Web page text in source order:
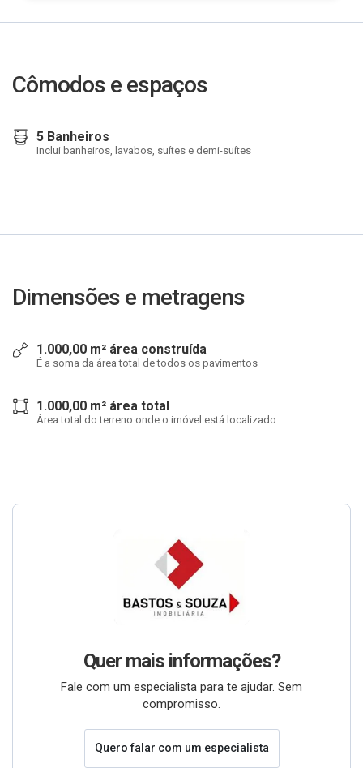
Cômodos e espaços
5 Banheiros
Inclui banheiros, lavabos, suítes e demi-suítes
Dimensões e metragens
1.000,00 m² área construída
É a soma da área total de todos os pavimentos
1.000,00 m² área total
Área total do terreno onde o imóvel está localizado
Quer mais informações?
Fale com um especialista para te ajudar. Sem
compromisso.
Quero falar com um especialista